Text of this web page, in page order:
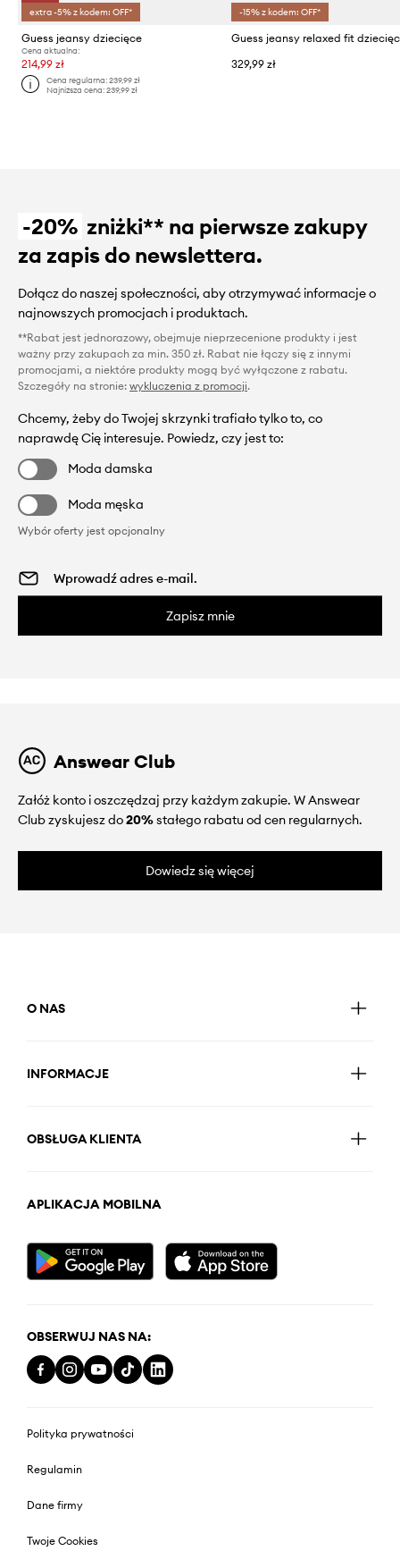
extra -5% z kodem: OFF*
Guess jeansy dziecięce
Cena aktualna:
214,99 zł
Cena regularna:239,99 zł
Najniższa cena:239,99 zł
-15% z kodem: OFF*
329,99 zł
-20% zniżki** na pierwsze zakupy
za zapis do newslettera.
Dołącz do naszej społeczności, aby otrzymywać informacje o
najnowszych promocjach i produktach.
**Rabat jest jednorazowy, obejmuje nieprzecenione produkty i jest
ważny przy zakupach za min. 350 zł. Rabat nie łączy się z innymi
promocjami, a niektóre produkty mogą być wyłączone z rabatu.
Szczegóły na stronie: wykluczenia z promocji.
Chcemy, żeby do Twojej skrzynki trafiało tylko to, co
naprawdę Cię interesuje. Powiedz, czy jest to:
Moda damska
Moda męska
Wybór oferty jest opcjonalny
Zapisz mnie
Answear Club
Załóż konto i oszczędzaj przy każdym zakupie. W Answear
Club zyskujesz do20%stałego rabatu od cen regularnych.
Dowiedz się więcej
O NAS
INFORMACJE
OBSŁUGA KLIENTA
APLIKACJA MOBILNA
OBSERWUJ NAS NA:
Polityka prywatności
Regulamin
Dane firmy
Twoje Cookies